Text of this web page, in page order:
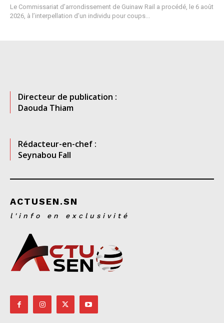
Le Commissariat d’arrondissement de Guinaw Rail a procédé, le 6 août
2026, à l’interpellation d’un individu pour coups...
Directeur de publication :
Daouda Thiam
Rédacteur-en-chef :
Seynabou Fall
ACTUSEN.SN
l'info en exclusivité